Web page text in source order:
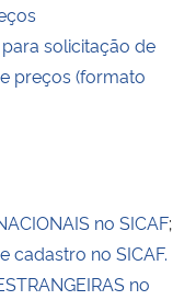
solicitação de
preços (formato
no SICAF;
cadastro no SICAF.
no